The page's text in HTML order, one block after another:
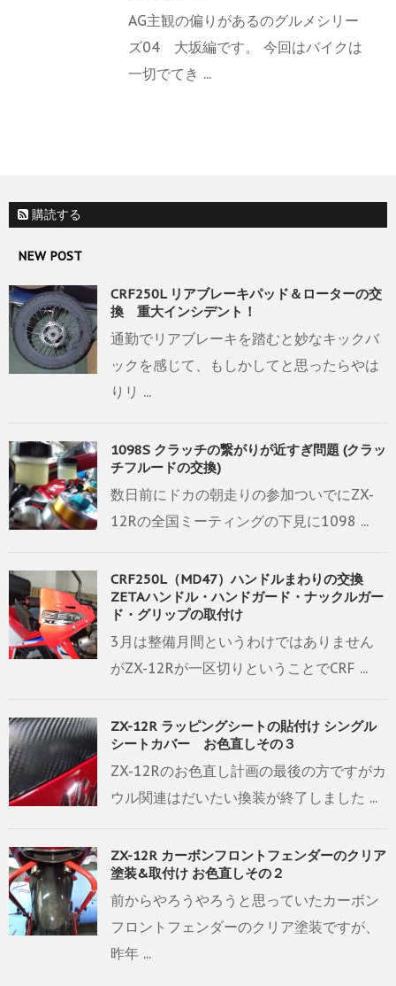
AG主観の偏りがあるのグルメシリー
ズ04 大坂編です。 今回はバイクは
一切でてき ...
購読する
NEW POST
CRF250L リアブレーキパッド＆ローターの交
換 重大インシデント！
通勤でリアブレーキを踏むと妙なキックバ
ックを感じて、もしかしてと思ったらやは
りリ ...
1098S クラッチの繋がりが近すぎ問題 (クラッ
チフルードの交換)
数日前にドカの朝走りの参加ついでにZX-
12Rの全国ミーティングの下見に1098 ...
CRF250L（MD47）ハンドルまわりの交換
ZETAハンドル・ハンドガード・ナックルガー
ド・グリップの取付け
3月は整備月間というわけではありません
がZX-12Rが一区切りということでCRF ...
ZX-12R ラッピングシートの貼付け シングル
シートカバー お色直しその３
ZX-12Rのお色直し計画の最後の方ですがカ
ウル関連はだいたい換装が終了しました ...
ZX-12R カーボンフロントフェンダーのクリア
塗装&取付け お色直しその２
前からやろうやろうと思っていたカーボン
フロントフェンダーのクリア塗装ですが、
昨年 ...